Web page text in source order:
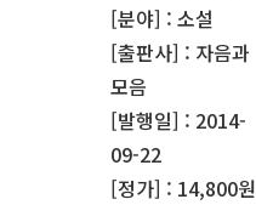
[분야] : 소설
[출판사] : 자음과
모음
[발행일] : 2014-
09-22
[정가] : 14,800원